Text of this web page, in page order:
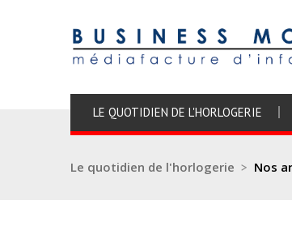
LE QUOTIDIEN DE L'HORLOGERIE
Le quotidien de l'horlogerie > Nos